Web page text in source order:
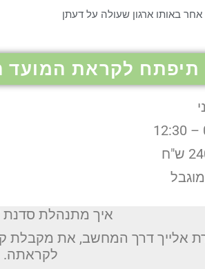
אחר באותו ארגון שעולה על דעתן
לקראת המועד
איך מתנהלת סדנת
אלייך דרך המחשב, את מקבלת
לקראתה.